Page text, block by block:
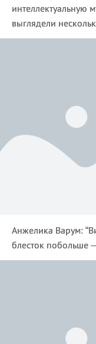
интеллектуальную
выглядели
Анжелика Варум:
блесток побольше